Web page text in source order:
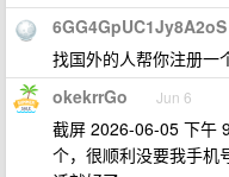
6GG4GpUC1Jy8A2oS
找国外的人帮你注册一
okekrrGo Jun 6
截屏 2026-06-05 下午
个，很顺利没要我手机